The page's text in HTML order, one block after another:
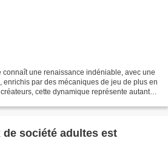
connaît une renaissance indéniable, avec une
enrichis par des mécaniques de jeu de plus en
cette dynamique représente autant
société adultes est